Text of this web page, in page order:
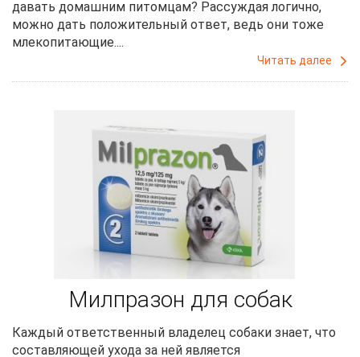
давать домашним питомцам? Рассуждая логично,
можно дать положительный ответ, ведь они тоже
млекопитающие....
Читать далее
Милпразон для собак
Каждый ответственный владелец собаки знает, что
составляющей ухода за ней является